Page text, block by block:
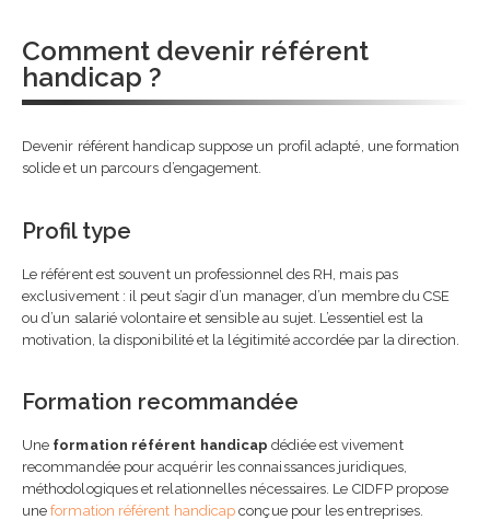
Comment devenir référent
handicap ?
Devenir référent handicap suppose un profil adapté, une formation
solide et un parcours d’engagement.
Profil type
Le référent est souvent un professionnel des RH, mais pas
exclusivement : il peut s’agir d’un manager, d’un membre du CSE
ou d’un salarié volontaire et sensible au sujet. L’essentiel est la
motivation, la disponibilité et la légitimité accordée par la direction.
Formation recommandée
Une formation référent handicap dédiée est vivement
recommandée pour acquérir les connaissances juridiques,
méthodologiques et relationnelles nécessaires. Le CIDFP propose
uneformation référent handicap conçue pour les entreprises.